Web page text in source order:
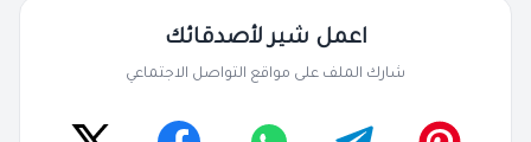
اعمل شير لأصدقائك
شارك الملف على مواقع التواصل الاجتماعي